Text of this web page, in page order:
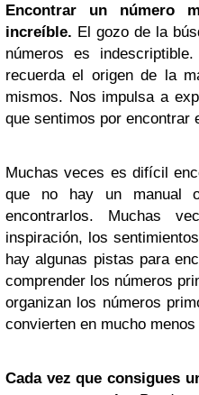
Encontrar un número
increíble. El gozo de la
números es
recuerda el origen de la
mismos. Nos impulsa a
que sentimos por encontrar
Muchas veces es difícil
que no hay un manual
encontrarlos. Muchas
inspiración, los
hay algunas pistas para
comprender los números
organizan los números
convierten en mucho
Cada vez que consigues